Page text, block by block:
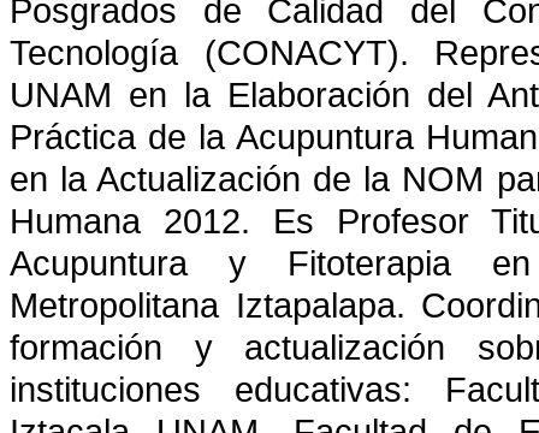
Posgrados de Calidad del
Tecnología (CONACYT).
UNAM en la Elaboración del
Práctica de la Acupuntura
en la Actualización de la NOM
Humana 2012. Es Profesor
Acupuntura y Fitoterapia
Metropolitana Iztapalapa.
formación y actualización
instituciones educativas: